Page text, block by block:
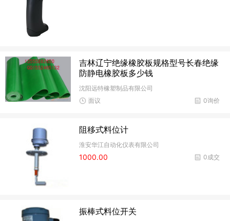
吉林辽宁绝缘橡胶板规格型号长春绝缘
防静电橡胶板多少钱
沈阳远特橡塑制品有限公司
0询价
面议
阻移式料位计
淮安华江自动化仪表有限公司
0成交
1000.00
振棒式料位开关